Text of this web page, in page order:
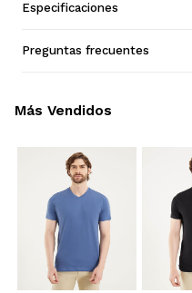
Especificaciones
Preguntas frecuentes
Más Vendidos